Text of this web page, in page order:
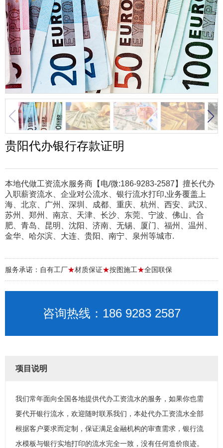
贵阳代办银行存款证明
本地代做工资流水服务商【电/微:186-9283-2587】擅长代办
入职薪资流水、企业对公流水、银行流水打印,业务覆盖上
海、北京、广州、深圳、成都、重庆、杭州、西安、武汉、
苏州、郑州、南京、天津、长沙、东莞、宁波、佛山、合
肥、青岛、昆明、沈阳、济南、无锡、厦门、福州、温州、
金华、哈尔滨、大连、贵阳、南宁、泉州等城市.
服务承诺：自有工厂★材质保证★按图施工★全国联保
咨询热线：186 9283 2587
项目说明
我们常年面向全国各地提供代办工资流水的服务，如果你也需
要代开银行流水，欢迎随时联系我们，本处代办工资流水全部
根据客户要求而定制，保证满足金融机构的审查需求，银行流
水模板与银行实地打印的流水完全一致，没有任何造价痕迹。